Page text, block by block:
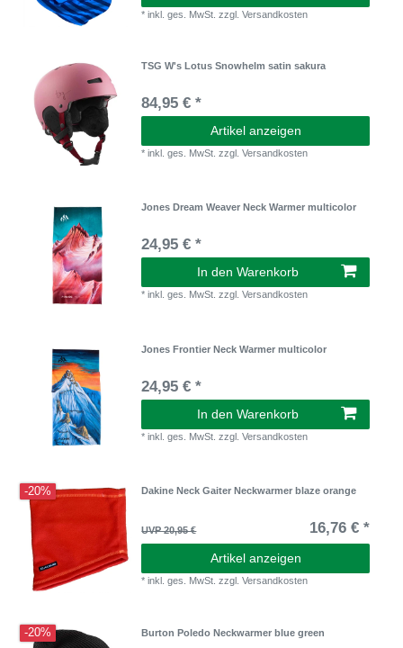
*inkl. ges. MwSt. zzgl.Versandkosten
TSG W's Lotus Snowhelm satin sakura
84,95 € *
Artikel anzeigen
*inkl. ges. MwSt. zzgl.Versandkosten
Jones Dream Weaver Neck Warmer multicolor
24,95 € *
In den Warenkorb
*inkl. ges. MwSt. zzgl.Versandkosten
Jones Frontier Neck Warmer multicolor
24,95 € *
In den Warenkorb
*inkl. ges. MwSt. zzgl.Versandkosten
-20% Dakine Neck Gaiter Neckwarmer blaze orange
UVP 20,95 € 16,76 € *
Artikel anzeigen
*inkl. ges. MwSt. zzgl.Versandkosten
-20% Burton Poledo Neckwarmer blue green